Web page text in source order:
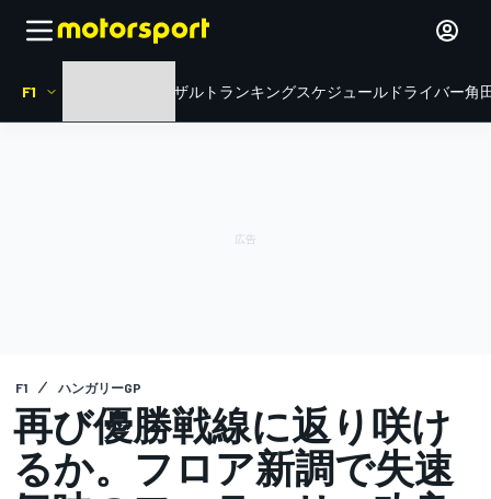
F1 リザルト ランキングスケジュール ドライバー角
F1 ハンガリーGP
再び優勝戦線に返り咲け
るか。フロア新調で失速